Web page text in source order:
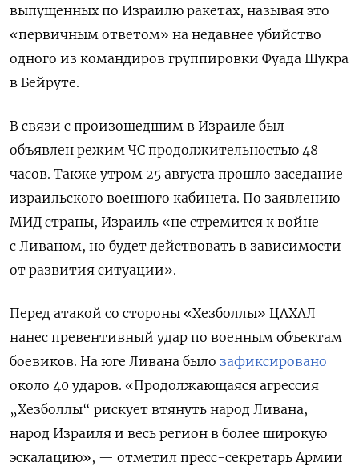
выпущенных по Израилю ракетах, называя это
«первичным ответом» на недавнее убийство
одного из командиров группировки Фуада Шукра
в Бейруте.
В связи с произошедшим в Израиле был
объявлен режим ЧС продолжительностью 48
часов. Также утром 25 августа прошло заседание
израильского военного кабинета. По заявлению
МИД страны, Израиль «не стремится к войне
с Ливаном, но будет действовать в зависимости
от развития ситуации».
Перед атакой со стороны «Хезболлы» ЦАХАЛ
нанес превентивный удар по военным объектам
боевиков. На юге Ливана было зафиксировано
около 40 ударов. «Продолжающаяся агрессия
„Хезболлы“ рискует втянуть народ Ливана,
народ Израиля и весь регион в более широкую
эскалацию», — отметил пресс-секретарь Армии